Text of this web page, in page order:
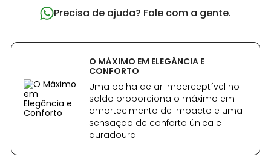
Precisa de ajuda? Fale com a gente.
O MÁXIMO EM ELEGÂNCIA E
CONFORTO
Uma bolha de ar imperceptível no
saldo proporciona o máximo em
amortecimento de impacto e uma
sensação de conforto única e
duradoura.